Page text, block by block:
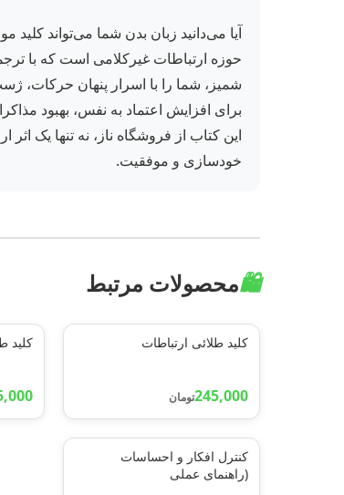
آیا می‌دانید زبان بدن شما می‌تواند
شمیز، شما را با اسرار پنهان حرکات،
برای افزایش اعتماد به نفس، بهبود
این کتاب از فروشگاه ناز، نه تنها یک
خودسازی و موفقیت.
🛍️محصولات مرتبط
کلید طلائی ارتباطات
245,000تومان
کلید
کنترل افکار و احساسات
(راهنمای عملی